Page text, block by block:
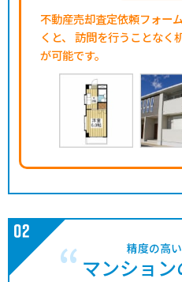
不動産売却査定依頼フォー
くと、
訪問を行うことなく
が可能です。
精度の高
マンショ